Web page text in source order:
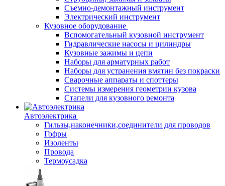
Съемно-демонтажный инструмент
Электрический инструмент
Кузовное оборудование
Вспомогательный кузовной инструмент
Гидравлические насосы и цилиндры
Кузовные зажимы и цепи
Наборы для арматурных работ
Наборы для устранения вмятин без покраски
Сварочные аппараты и споттеры
Системы измерения геометрии кузова
Стапели для кузовного ремонта
Автоэлектрика
Гильзы,наконечники,соединители для проводов
Гофры
Изоленты
Провода
Термоусадка